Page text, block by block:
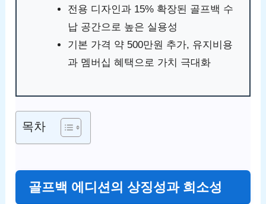
전용 디자인과 15% 확장된 골프백 수
납 공간으로 높은 실용성
기본 가격 약 500만원 추가, 유지비용
과 멤버십 혜택으로 가치 극대화
목차
골프백 에디션의 상징성과 희소성